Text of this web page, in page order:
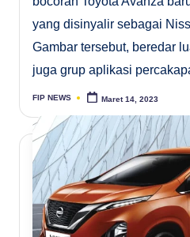
yang disinyalir sebagai
Gambar tersebut, beredar
juga grup aplikasi
Posted
FIP NEWS Maret 14, 2023